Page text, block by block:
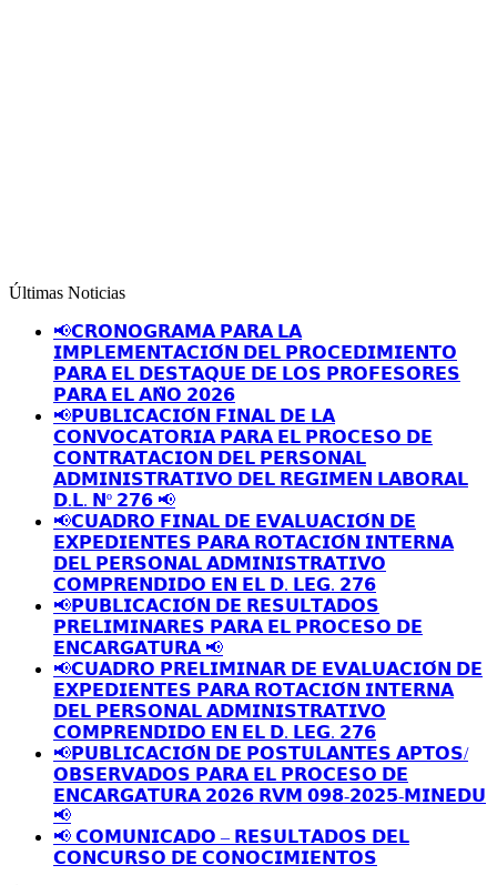
Últimas Noticias
📢𝗖𝗥𝗢𝗡𝗢𝗚𝗥𝗔𝗠𝗔 𝗣𝗔𝗥𝗔 𝗟𝗔
𝗜𝗠𝗣𝗟𝗘𝗠𝗘𝗡𝗧𝗔𝗖𝗜𝗢́𝗡 𝗗𝗘𝗟 𝗣𝗥𝗢𝗖𝗘𝗗𝗜𝗠𝗜𝗘𝗡𝗧𝗢
𝗣𝗔𝗥𝗔 𝗘𝗟 𝗗𝗘𝗦𝗧𝗔𝗤𝗨𝗘 𝗗𝗘 𝗟𝗢𝗦 𝗣𝗥𝗢𝗙𝗘𝗦𝗢𝗥𝗘𝗦
𝗣𝗔𝗥𝗔 𝗘𝗟 𝗔𝗡̃𝗢 𝟮𝟬𝟮𝟲
📢𝗣𝗨𝗕𝗟𝗜𝗖𝗔𝗖𝗜𝗢́𝗡 𝗙𝗜𝗡𝗔𝗟 𝗗𝗘 𝗟𝗔
𝗖𝗢𝗡𝗩𝗢𝗖𝗔𝗧𝗢𝗥𝗜𝗔 𝗣𝗔𝗥𝗔 𝗘𝗟 𝗣𝗥𝗢𝗖𝗘𝗦𝗢 𝗗𝗘
𝗖𝗢𝗡𝗧𝗥𝗔𝗧𝗔𝗖𝗜𝗢𝗡 𝗗𝗘𝗟 𝗣𝗘𝗥𝗦𝗢𝗡𝗔𝗟
𝗔𝗗𝗠𝗜𝗡𝗜𝗦𝗧𝗥𝗔𝗧𝗜𝗩𝗢 𝗗𝗘𝗟 𝗥𝗘𝗚𝗜𝗠𝗘𝗡 𝗟𝗔𝗕𝗢𝗥𝗔𝗟
𝗗.𝗟. 𝗡º 𝟮𝟳𝟲 📢
📢𝗖𝗨𝗔𝗗𝗥𝗢 𝗙𝗜𝗡𝗔𝗟 𝗗𝗘 𝗘𝗩𝗔𝗟𝗨𝗔𝗖𝗜𝗢́𝗡 𝗗𝗘
𝗘𝗫𝗣𝗘𝗗𝗜𝗘𝗡𝗧𝗘𝗦 𝗣𝗔𝗥𝗔 𝗥𝗢𝗧𝗔𝗖𝗜𝗢́𝗡 𝗜𝗡𝗧𝗘𝗥𝗡𝗔
𝗗𝗘𝗟 𝗣𝗘𝗥𝗦𝗢𝗡𝗔𝗟 𝗔𝗗𝗠𝗜𝗡𝗜𝗦𝗧𝗥𝗔𝗧𝗜𝗩𝗢
𝗖𝗢𝗠𝗣𝗥𝗘𝗡𝗗𝗜𝗗𝗢 𝗘𝗡 𝗘𝗟 𝗗. 𝗟𝗘𝗚. 𝟮𝟳𝟲
📢𝗣𝗨𝗕𝗟𝗜𝗖𝗔𝗖𝗜𝗢́𝗡 𝗗𝗘 𝗥𝗘𝗦𝗨𝗟𝗧𝗔𝗗𝗢𝗦
𝗣𝗥𝗘𝗟𝗜𝗠𝗜𝗡𝗔𝗥𝗘𝗦 𝗣𝗔𝗥𝗔 𝗘𝗟 𝗣𝗥𝗢𝗖𝗘𝗦𝗢 𝗗𝗘
𝗘𝗡𝗖𝗔𝗥𝗚𝗔𝗧𝗨𝗥𝗔 📢
📢𝗖𝗨𝗔𝗗𝗥𝗢 𝗣𝗥𝗘𝗟𝗜𝗠𝗜𝗡𝗔𝗥 𝗗𝗘 𝗘𝗩𝗔𝗟𝗨𝗔𝗖𝗜𝗢́𝗡 𝗗𝗘
𝗘𝗫𝗣𝗘𝗗𝗜𝗘𝗡𝗧𝗘𝗦 𝗣𝗔𝗥𝗔 𝗥𝗢𝗧𝗔𝗖𝗜𝗢́𝗡 𝗜𝗡𝗧𝗘𝗥𝗡𝗔
𝗗𝗘𝗟 𝗣𝗘𝗥𝗦𝗢𝗡𝗔𝗟 𝗔𝗗𝗠𝗜𝗡𝗜𝗦𝗧𝗥𝗔𝗧𝗜𝗩𝗢
𝗖𝗢𝗠𝗣𝗥𝗘𝗡𝗗𝗜𝗗𝗢 𝗘𝗡 𝗘𝗟 𝗗. 𝗟𝗘𝗚. 𝟮𝟳𝟲
📢𝗣𝗨𝗕𝗟𝗜𝗖𝗔𝗖𝗜𝗢́𝗡 𝗗𝗘 𝗣𝗢𝗦𝗧𝗨𝗟𝗔𝗡𝗧𝗘𝗦 𝗔𝗣𝗧𝗢𝗦/
𝗢𝗕𝗦𝗘𝗥𝗩𝗔𝗗𝗢𝗦 𝗣𝗔𝗥𝗔 𝗘𝗟 𝗣𝗥𝗢𝗖𝗘𝗦𝗢 𝗗𝗘
𝗘𝗡𝗖𝗔𝗥𝗚𝗔𝗧𝗨𝗥𝗔 𝟮𝟬𝟮𝟲 𝗥𝗩𝗠 𝟬𝟵𝟴-𝟮𝟬𝟮𝟱-𝗠𝗜𝗡𝗘𝗗𝗨
📢
📢 𝗖𝗢𝗠𝗨𝗡𝗜𝗖𝗔𝗗𝗢 – 𝗥𝗘𝗦𝗨𝗟𝗧𝗔𝗗𝗢𝗦 𝗗𝗘𝗟
𝗖𝗢𝗡𝗖𝗨𝗥𝗦𝗢 𝗗𝗘 𝗖𝗢𝗡𝗢𝗖𝗜𝗠𝗜𝗘𝗡𝗧𝗢𝗦